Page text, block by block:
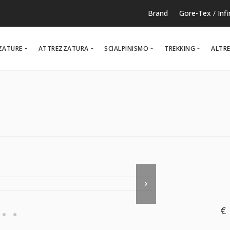
Brand Gore-Tex /
ATTREZZATURA SCIALPINISMO TREKKING
€